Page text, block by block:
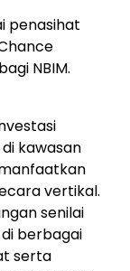
penasihat
NBIM.
kawasan
vertikal.
senilai
berbagai
serta